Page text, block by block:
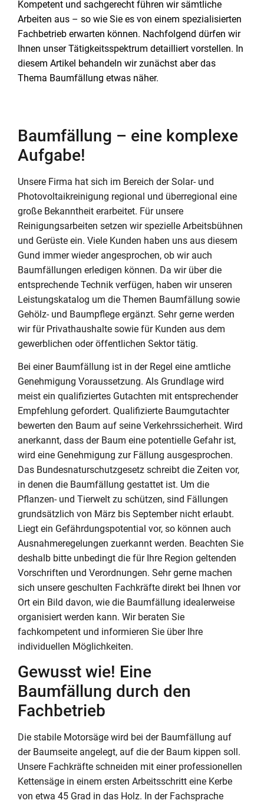
Kompetent und sachgerecht führen wir sämtliche
Arbeiten aus – so wie Sie es von einem spezialisierten
Fachbetrieb erwarten können. Nachfolgend dürfen wir
Ihnen unser Tätigkeitsspektrum detailliert vorstellen. In
diesem Artikel behandeln wir zunächst aber das
Thema Baumfällung etwas näher.
Baumfällung – eine komplexe
Aufgabe!
Unsere Firma hat sich im Bereich der Solar- und
Photovoltaikreinigung regional und überregional eine
große Bekanntheit erarbeitet. Für unsere
Reinigungsarbeiten setzen wir spezielle Arbeitsbühnen
und Gerüste ein. Viele Kunden haben uns aus diesem
Gund immer wieder angesprochen, ob wir auch
Baumfällungen erledigen können. Da wir über die
entsprechende Technik verfügen, haben wir unseren
Leistungskatalog um die Themen Baumfällung sowie
Gehölz- und Baumpflege ergänzt. Sehr gerne werden
wir für Privathaushalte sowie für Kunden aus dem
gewerblichen oder öffentlichen Sektor tätig.
Bei einer Baumfällung ist in der Regel eine amtliche
Genehmigung Voraussetzung. Als Grundlage wird
meist ein qualifiziertes Gutachten mit entsprechender
Empfehlung gefordert. Qualifizierte Baumgutachter
bewerten den Baum auf seine Verkehrssicherheit. Wird
anerkannt, dass der Baum eine potentielle Gefahr ist,
wird eine Genehmigung zur Fällung ausgesprochen.
Das Bundesnaturschutzgesetz schreibt die Zeiten vor,
in denen die Baumfällung gestattet ist. Um die
Pflanzen- und Tierwelt zu schützen, sind Fällungen
grundsätzlich von März bis September nicht erlaubt.
Liegt ein Gefährdungspotential vor, so können auch
Ausnahmeregelungen zuerkannt werden. Beachten Sie
deshalb bitte unbedingt die für Ihre Region geltenden
Vorschriften und Verordnungen. Sehr gerne machen
sich unsere geschulten Fachkräfte direkt bei Ihnen vor
Ort ein Bild davon, wie die Baumfällung idealerweise
organisiert werden kann. Wir beraten Sie
fachkompetent und informieren Sie über Ihre
individuellen Möglichkeiten.
Gewusst wie! Eine
Baumfällung durch den
Fachbetrieb
Die stabile Motorsäge wird bei der Baumfällung auf
der Baumseite angelegt, auf die der Baum kippen soll.
Unsere Fachkräfte schneiden mit einer professionellen
Kettensäge in einem ersten Arbeitsschritt eine Kerbe
von etwa 45 Grad in das Holz. In der Fachsprache